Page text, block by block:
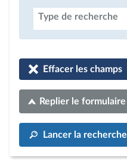
Type de recherche
Effacer les champs
Replier le formulaire
Lancer la recherche